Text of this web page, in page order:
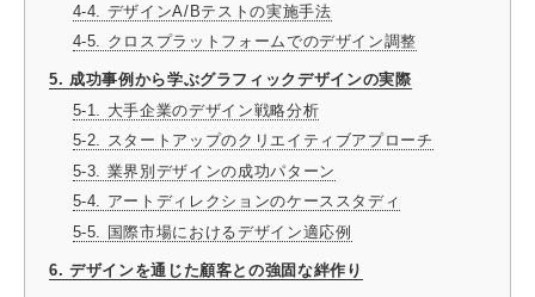
4-4. デザインA/Bテストの実施手法
4-5. クロスプラットフォームでのデザイン調整
5. 成功事例から学ぶグラフィックデザインの実際
5-1. 大手企業のデザイン戦略分析
5-2. スタートアップのクリエイティブアプローチ
5-3. 業界別デザインの成功パターン
5-4. アートディレクションのケーススタディ
5-5. 国際市場におけるデザイン適応例
6. デザインを通じた顧客との強固な絆作り